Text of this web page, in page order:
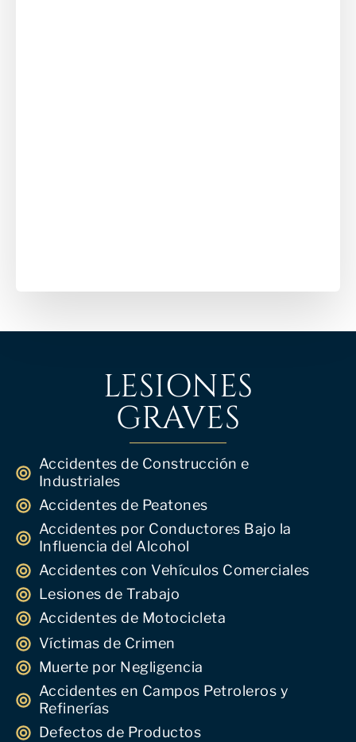
LESIONES
GRAVES
Accidentes de Construcción e
Industriales
Accidentes de Peatones
Accidentes por Conductores Bajo la
Influencia del Alcohol
Accidentes con Vehículos Comerciales
Lesiones de Trabajo
Accidentes de Motocicleta
Víctimas de Crimen
Muerte por Negligencia
Accidentes en Campos Petroleros y
Refinerías
Defectos de Productos